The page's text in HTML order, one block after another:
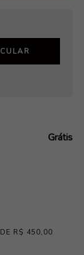
Grátis
R$ 450,00